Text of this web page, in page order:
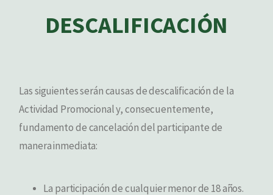
DESCALIFICACIÓN
Las siguientes serán causas de descalificación de la
Actividad Promocional y, consecuentemente,
fundamento de cancelación del participante de
manera inmediata:
La participación de cualquier menor de 18 años.